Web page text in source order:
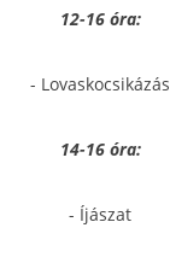
12-16 óra:
- Lovaskocsikázás
14-16 óra:
- Íjászat